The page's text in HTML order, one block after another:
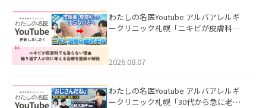
わたしの名医Youtube アルバアレルギ
ークリニック札幌「ニキビが皮膚科で
ました。
2026.08.07
わたしの名医Youtube アルバアレルギ
ークリニック札幌「30代から急に老け